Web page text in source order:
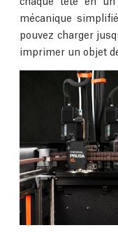
mécanique
pouvez charger
imprimer un objet